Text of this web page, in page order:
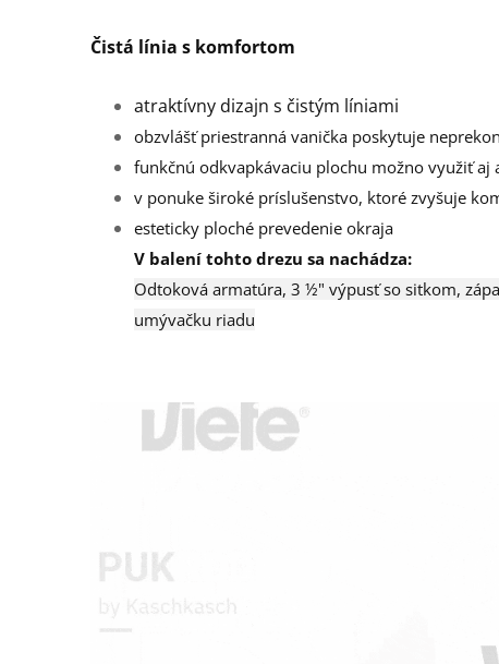
Čistá línia s komfortom
atraktívny dizajn s čistým líniami
obzvlášť priestranná vanička poskytuje
funkčnú odkvapkávaciu plochu možno využiť aj
v ponuke široké príslušenstvo, ktoré zvyšuje
esteticky ploché prevedenie okraja
V balení tohto drezu sa nachádza:
Odtoková armatúra, 3 ½" výpusť so sitkom,
umývačku riadu